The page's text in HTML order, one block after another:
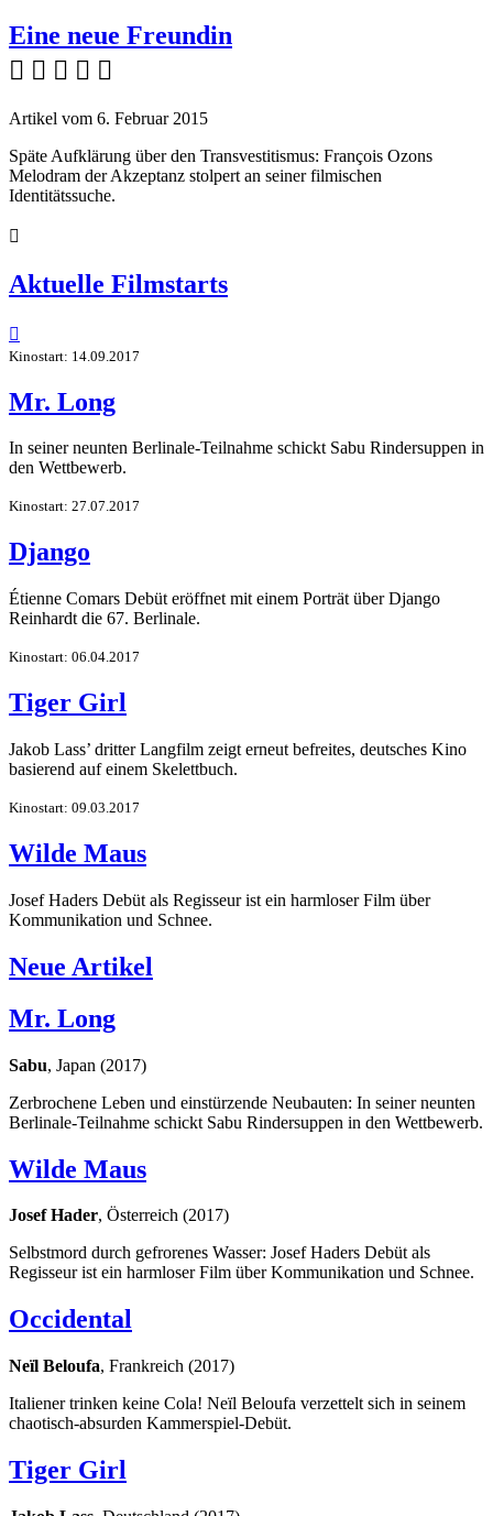
Eine neue Freundin
    
Artikel vom 6. Februar 2015
Späte Aufklärung über den Transvestitismus: François Ozons
Melodram der Akzeptanz stolpert an seiner filmischen
Identitätssuche.

Aktuelle Filmstarts

Kinostart: 14.09.2017
Mr. Long
In seiner neunten Berlinale-Teilnahme schickt Sabu Rindersuppen in
den Wettbewerb.
Kinostart: 27.07.2017
Django
Étienne Comars Debüt eröffnet mit einem Porträt über Django
Reinhardt die 67. Berlinale.
Kinostart: 06.04.2017
Tiger Girl
Jakob Lass’ dritter Langfilm zeigt erneut befreites, deutsches Kino
basierend auf einem Skelettbuch.
Kinostart: 09.03.2017
Wilde Maus
Josef Haders Debüt als Regisseur ist ein harmloser Film über
Kommunikation und Schnee.
Neue Artikel
Mr. Long
Sabu, Japan (2017)
Zerbrochene Leben und einstürzende Neubauten: In seiner neunten
Berlinale-Teilnahme schickt Sabu Rindersuppen in den Wettbewerb.
Wilde Maus
Josef Hader, Österreich (2017)
Selbstmord durch gefrorenes Wasser: Josef Haders Debüt als
Regisseur ist ein harmloser Film über Kommunikation und Schnee.
Occidental
Neïl Beloufa, Frankreich (2017)
Italiener trinken keine Cola! Neïl Beloufa verzettelt sich in seinem
chaotisch-absurden Kammerspiel-Debüt.
Tiger Girl